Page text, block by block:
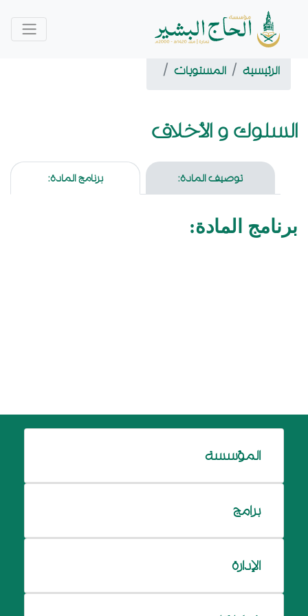
المستويات الرئيسية
و الأخلاق
توصيف المادة: برنامج المادة:
المادة:
المؤسسة
برامج
الإدارة